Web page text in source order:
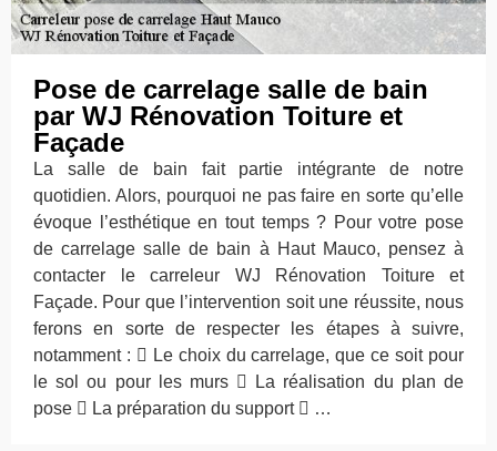
Pose de carrelage salle de bain
par WJ Rénovation Toiture et
Façade
La salle de bain fait partie intégrante de notre
quotidien. Alors, pourquoi ne pas faire en sorte qu’elle
évoque l’esthétique en tout temps ? Pour votre pose
de carrelage salle de bain à Haut Mauco, pensez à
contacter le carreleur WJ Rénovation Toiture et
Façade. Pour que l’intervention soit une réussite, nous
ferons en sorte de respecter les étapes à suivre,
notamment :  Le choix du carrelage, que ce soit pour
le sol ou pour les murs  La réalisation du plan de
pose  La préparation du support  …